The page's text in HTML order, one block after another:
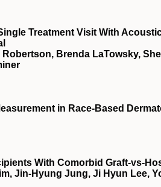
Treatment Visit With
Brenda LaTowsky,
in Race-Based
With Comorbid Graft-vs-
Jin-Hyung Jung, Ji Hyun Lee,